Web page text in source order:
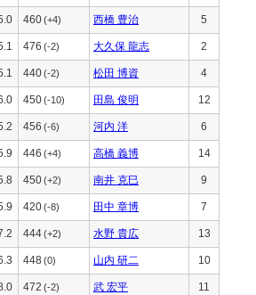
460(+4) 西橋 豊治 5
476 (-2) 大久保 龍志 2
440(-2) 松田 博資 4
450(-10) 田島 俊明 12
456 (-6) 河内 洋 6
446 (+4) 高橋 義博 14
450(+2) 南井 克巳 9
420(-8) 田中 章博 7
444(+2) 水野 貴広 13
448(0) 山内 研二 10
472 (-2) 武 宏平 11